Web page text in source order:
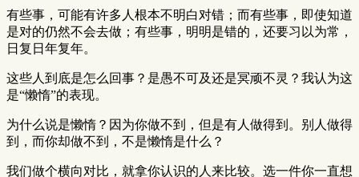
有些事，可能有许多人根本不明白对错；而有些事，即使知道
是对的仍然不会去做；有些事，明明是错的，还要习以为常，
日复日年复年。
这些人到底是怎么回事？是愚不可及还是冥顽不灵？我认为这
是“懒惰”的表现。
为什么说是懒惰？因为你做不到，但是有人做得到。别人做得
到，而你却做不到，不是懒惰是什么？
我们做个横向对比，就拿你认识的人来比较。选一件你一直想